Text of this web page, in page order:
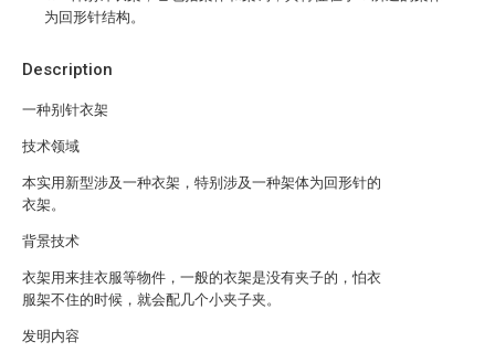
Description
一种别针衣架
技术领域
本实用新型涉及一种衣架，特别涉及一种架体为回形针的
衣架。
背景技术
衣架用来挂衣服等物件，一般的衣架是没有夹子的，怕衣
服架不住的时候，就会配几个小夹子夹。
发明内容
为回形针结构。